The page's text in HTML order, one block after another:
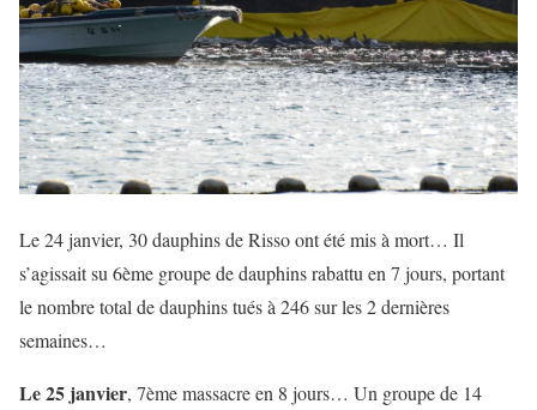
Le 24 janvier, 30 dauphins de Risso ont été mis à mort… Il
s’agissait su 6ème groupe de dauphins rabattu en 7 jours, portant
le nombre total de dauphins tués à 246 sur les 2 dernières
semaines…
Le 25 janvier, 7ème massacre en 8 jours… Un groupe de 14